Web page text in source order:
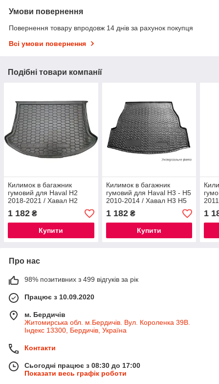
Умови повернення
Повернення товару впродовж 14 днів за рахунок покупця
Всі умови повернення
Подібні товари компанії
Килимок в багажник
гумовий для Haval H2
2018-2021 / Хавал Н2
автогум
1 182 ₴
Купити
Килимок в багажник
гумовий для Haval H3 - H5
2010-2014 / Хавал Н3 Н5
автогум
1 182₴
Купити
1
Про нас
98% позитивних з 499 відгуків за рік
Працює з 10.09.2020
м. Бердичів
Житомирська обл. м.Бердичів. Вул. Короленка 39В.
Індекс 13300, Бердичів, Україна
Контакти
Сьогодні працює з 08:30 до 17:00
Показати весь графік роботи